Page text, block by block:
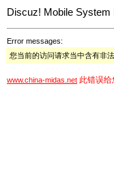
Discuz! Mobile System
Error messages:
您当前的访问请求当中含有非
www.china-midas.net 此错误